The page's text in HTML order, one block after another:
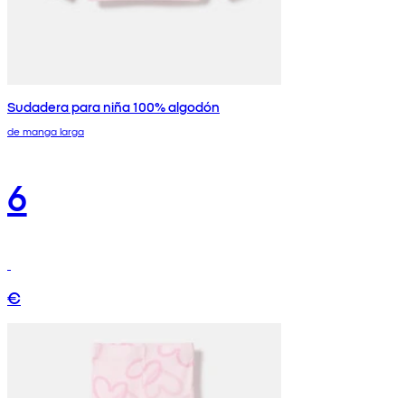
Sudadera para niña 100% algodón
de manga larga
6
€